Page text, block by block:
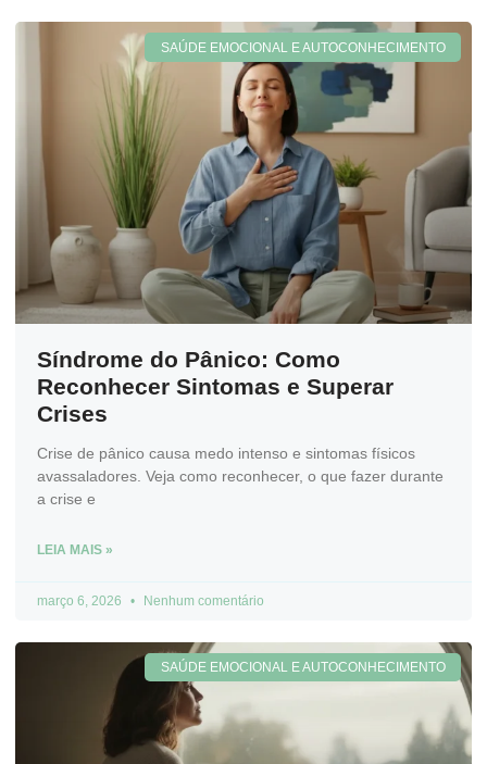
SAÚDE EMOCIONAL E AUTOCONHECIMENTO
Síndrome do Pânico: Como
Reconhecer Sintomas e Superar
Crises
Crise de pânico causa medo intenso e sintomas físicos
avassaladores. Veja como reconhecer, o que fazer durante
a crise e
LEIA MAIS »
março 6, 2026 Nenhum comentário
SAÚDE EMOCIONAL E AUTOCONHECIMENTO